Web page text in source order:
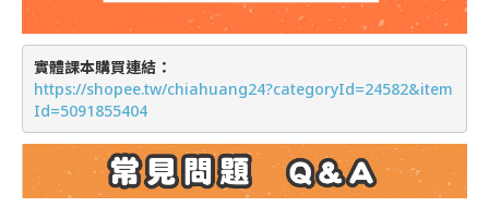
實體課本購買連結：
https://shopee.tw/chiahuang24?categoryId=24582&item
Id=5091855404